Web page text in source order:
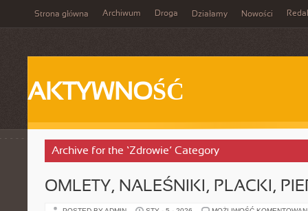
Strona główna Archiwum Droga Działamy Nowości
AKTYWNOŚĆ
Archive for the ‘Zdrowie’ Category
OMLETY, NALEŚNIKI, PLACKI,